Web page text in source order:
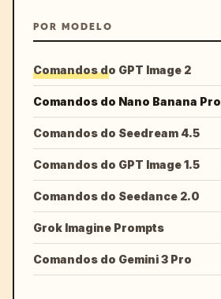
POR MODELO
Comandos do GPT Image 2
Comandos do Nano Banana Pro
Comandos do Seedream 4.5
Comandos do GPT Image 1.5
Comandos do Seedance 2.0
Grok Imagine Prompts
Comandos do Gemini 3 Pro